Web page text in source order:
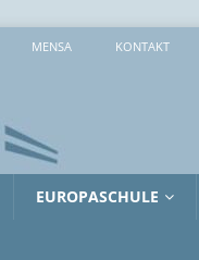
MENSA KONTAKT
EUROPASCHULE